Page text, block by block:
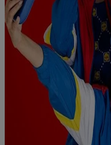
bovengenoemde
bewaartermijn van de
toestemming te allen
trekken, vindt u in onze
impressum hier.